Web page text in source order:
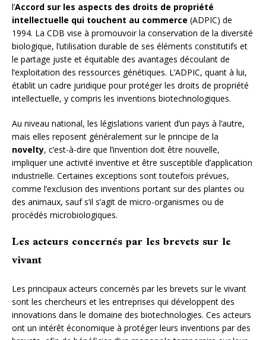
l’Accord sur les aspects des droits de propriété
intellectuelle qui touchent au commerce (ADPIC) de
1994. La CDB vise à promouvoir la conservation de la diversité
biologique, l’utilisation durable de ses éléments constitutifs et
le partage juste et équitable des avantages découlant de
l’exploitation des ressources génétiques. L’ADPIC, quant à lui,
établit un cadre juridique pour protéger les droits de propriété
intellectuelle, y compris les inventions biotechnologiques.
Au niveau national, les législations varient d’un pays à l’autre,
mais elles reposent généralement sur le principe de la
novelty, c’est-à-dire que l’invention doit être nouvelle,
impliquer une activité inventive et être susceptible d’application
industrielle. Certaines exceptions sont toutefois prévues,
comme l’exclusion des inventions portant sur des plantes ou
des animaux, sauf s’il s’agit de micro-organismes ou de
procédés microbiologiques.
Les acteurs concernés par les brevets sur le
vivant
Les principaux acteurs concernés par les brevets sur le vivant
sont les chercheurs et les entreprises qui développent des
innovations dans le domaine des biotechnologies. Ces acteurs
ont un intérêt économique à protéger leurs inventions par des